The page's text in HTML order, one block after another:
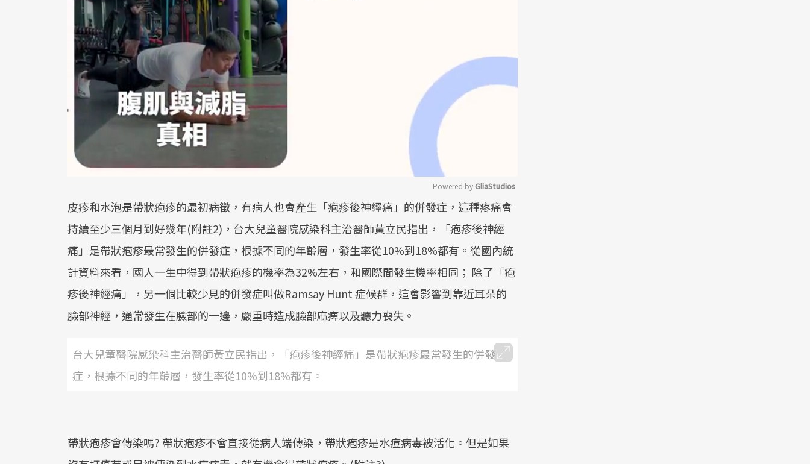
Mute
Powered by GliaStudios
皮疹和水泡是帶狀疱疹的最初病徵，有病人也會產生「疱疹後神經痛」的併發症，這種疼痛會
持續至少三個月到好幾年(附註2)，台大兒童醫院感染科主治醫師黃立民指出，「疱疹後神經
痛」是帶狀疱疹最常發生的併發症，根據不同的年齡層，發生率從10%到18%都有。從國內統
計資料來看，國人一生中得到帶狀疱疹的機率為32%左右，和國際間發生機率相同； 除了「疱
疹後神經痛」，另一個比較少見的併發症叫做Ramsay Hunt 症候群，這會影響到靠近耳朵的
臉部神經，通常發生在臉部的一邊，嚴重時造成臉部麻痺以及聽力喪失。
台大兒童醫院感染科主治醫師黃立民指出，「疱疹後神經痛」是帶狀疱疹最常發生的併發
症，根據不同的年齡層，發生率從10%到18%都有。
帶狀疱疹會傳染嗎? 帶狀疱疹不會直接從病人端傳染，帶狀疱疹是水痘病毒被活化。但是如果